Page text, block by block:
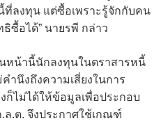
ที่ลงทุน แต่ซื้อเพราะรู้จักกับคน
ธิซื้อได้” นายรพี กล่าว
หน้านี้นักลงทุนในตราสารหนี้
ำนึงถึงความเสี่ยงในการ
ไม่ได้ให้ข้อมูลเพื่อประกอบ
ล.ต. จึงประกาศใช้เกณฑ์